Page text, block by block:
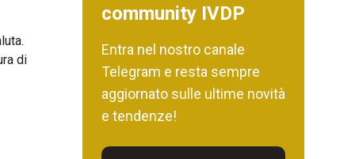
di
community IVDP
Entra nel nostro canale
Telegram e resta sempre
aggiornato sulle ultime novità
e tendenze!